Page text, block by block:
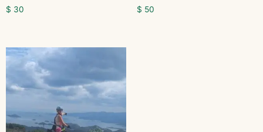
$ 30 $ 50